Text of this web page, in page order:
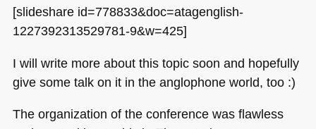
[slideshare id=778833&doc=atagenglish-
1227392313529781-9&w=425]
I will write more about this topic soon and hopefully
give some talk on it in the anglophone world, too :)
The organization of the conference was flawless